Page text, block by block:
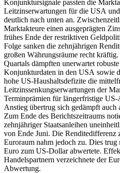
Konjunktursignale passten die
Leitzinserwartungen für die USA
deutlich nach unten an.
Marktakteure einen ausgeprägten
frühes Ende der restriktiven
Folge sanken die zehnjährigen
großen Währungsräume recht
Quartals dämpften unerwartet
Konjunkturdaten in den USA sowie
hohe US-Haushaltsdefizite die
Leitzinssenkungserwartungen der
Terminprämien für längerfristige US-
Anstieg übertrug sich gedämpft
Zum Ende des Berichtszeitraums
zehnjähriger Staatsanleihen
von Ende Juni. Die Renditedifferenz
Euroraum nahm jedoch zu. Dies trug
Euro zum US-Dollar abwertete.
Handelspartnern verzeichnete der
Abwertung.